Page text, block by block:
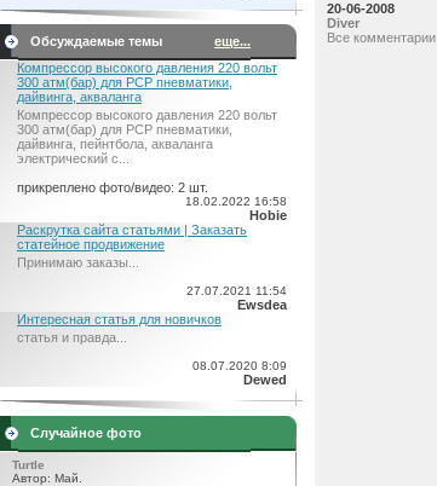
Обсуждаемые темы
еще...
Компрессор высокого давления 220 вольт
300 атм(бар) для PCP пневматики,
дайвинга, акваланга
Компрессор высокого давления 220 вольт
300 атм(бар) для PCP пневматики,
дайвинга, пейнтбола, акваланга
электрический c...
прикреплено фото/видео: 2 шт.
18.02.2022 16:58
Hobie
Раскрутка сайта статьями | Заказать
статейное продвижение
Принимаю заказы...
27.07.2021 11:54
Ewsdea
Интересная статья для новичков
статья и правда...
08.07.2020 8:09
Dewed
Случайное фото
Turtle
Автор: Май.
20-06-2008
Diver
Все комментарии